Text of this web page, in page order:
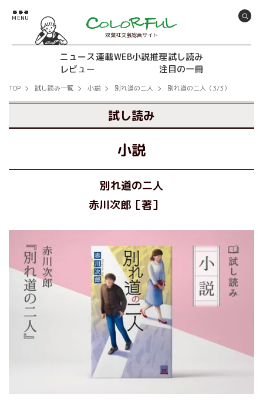
双葉社文芸総合サイト
ニュース連載WEB小説推理試し読み
レビュー
注目の一冊
TOP 試し読み一覧 小説 別れ道の二人 別れ道の二人（3/3）
試し読み
小説
別れ道の二人
赤川次郎［著］